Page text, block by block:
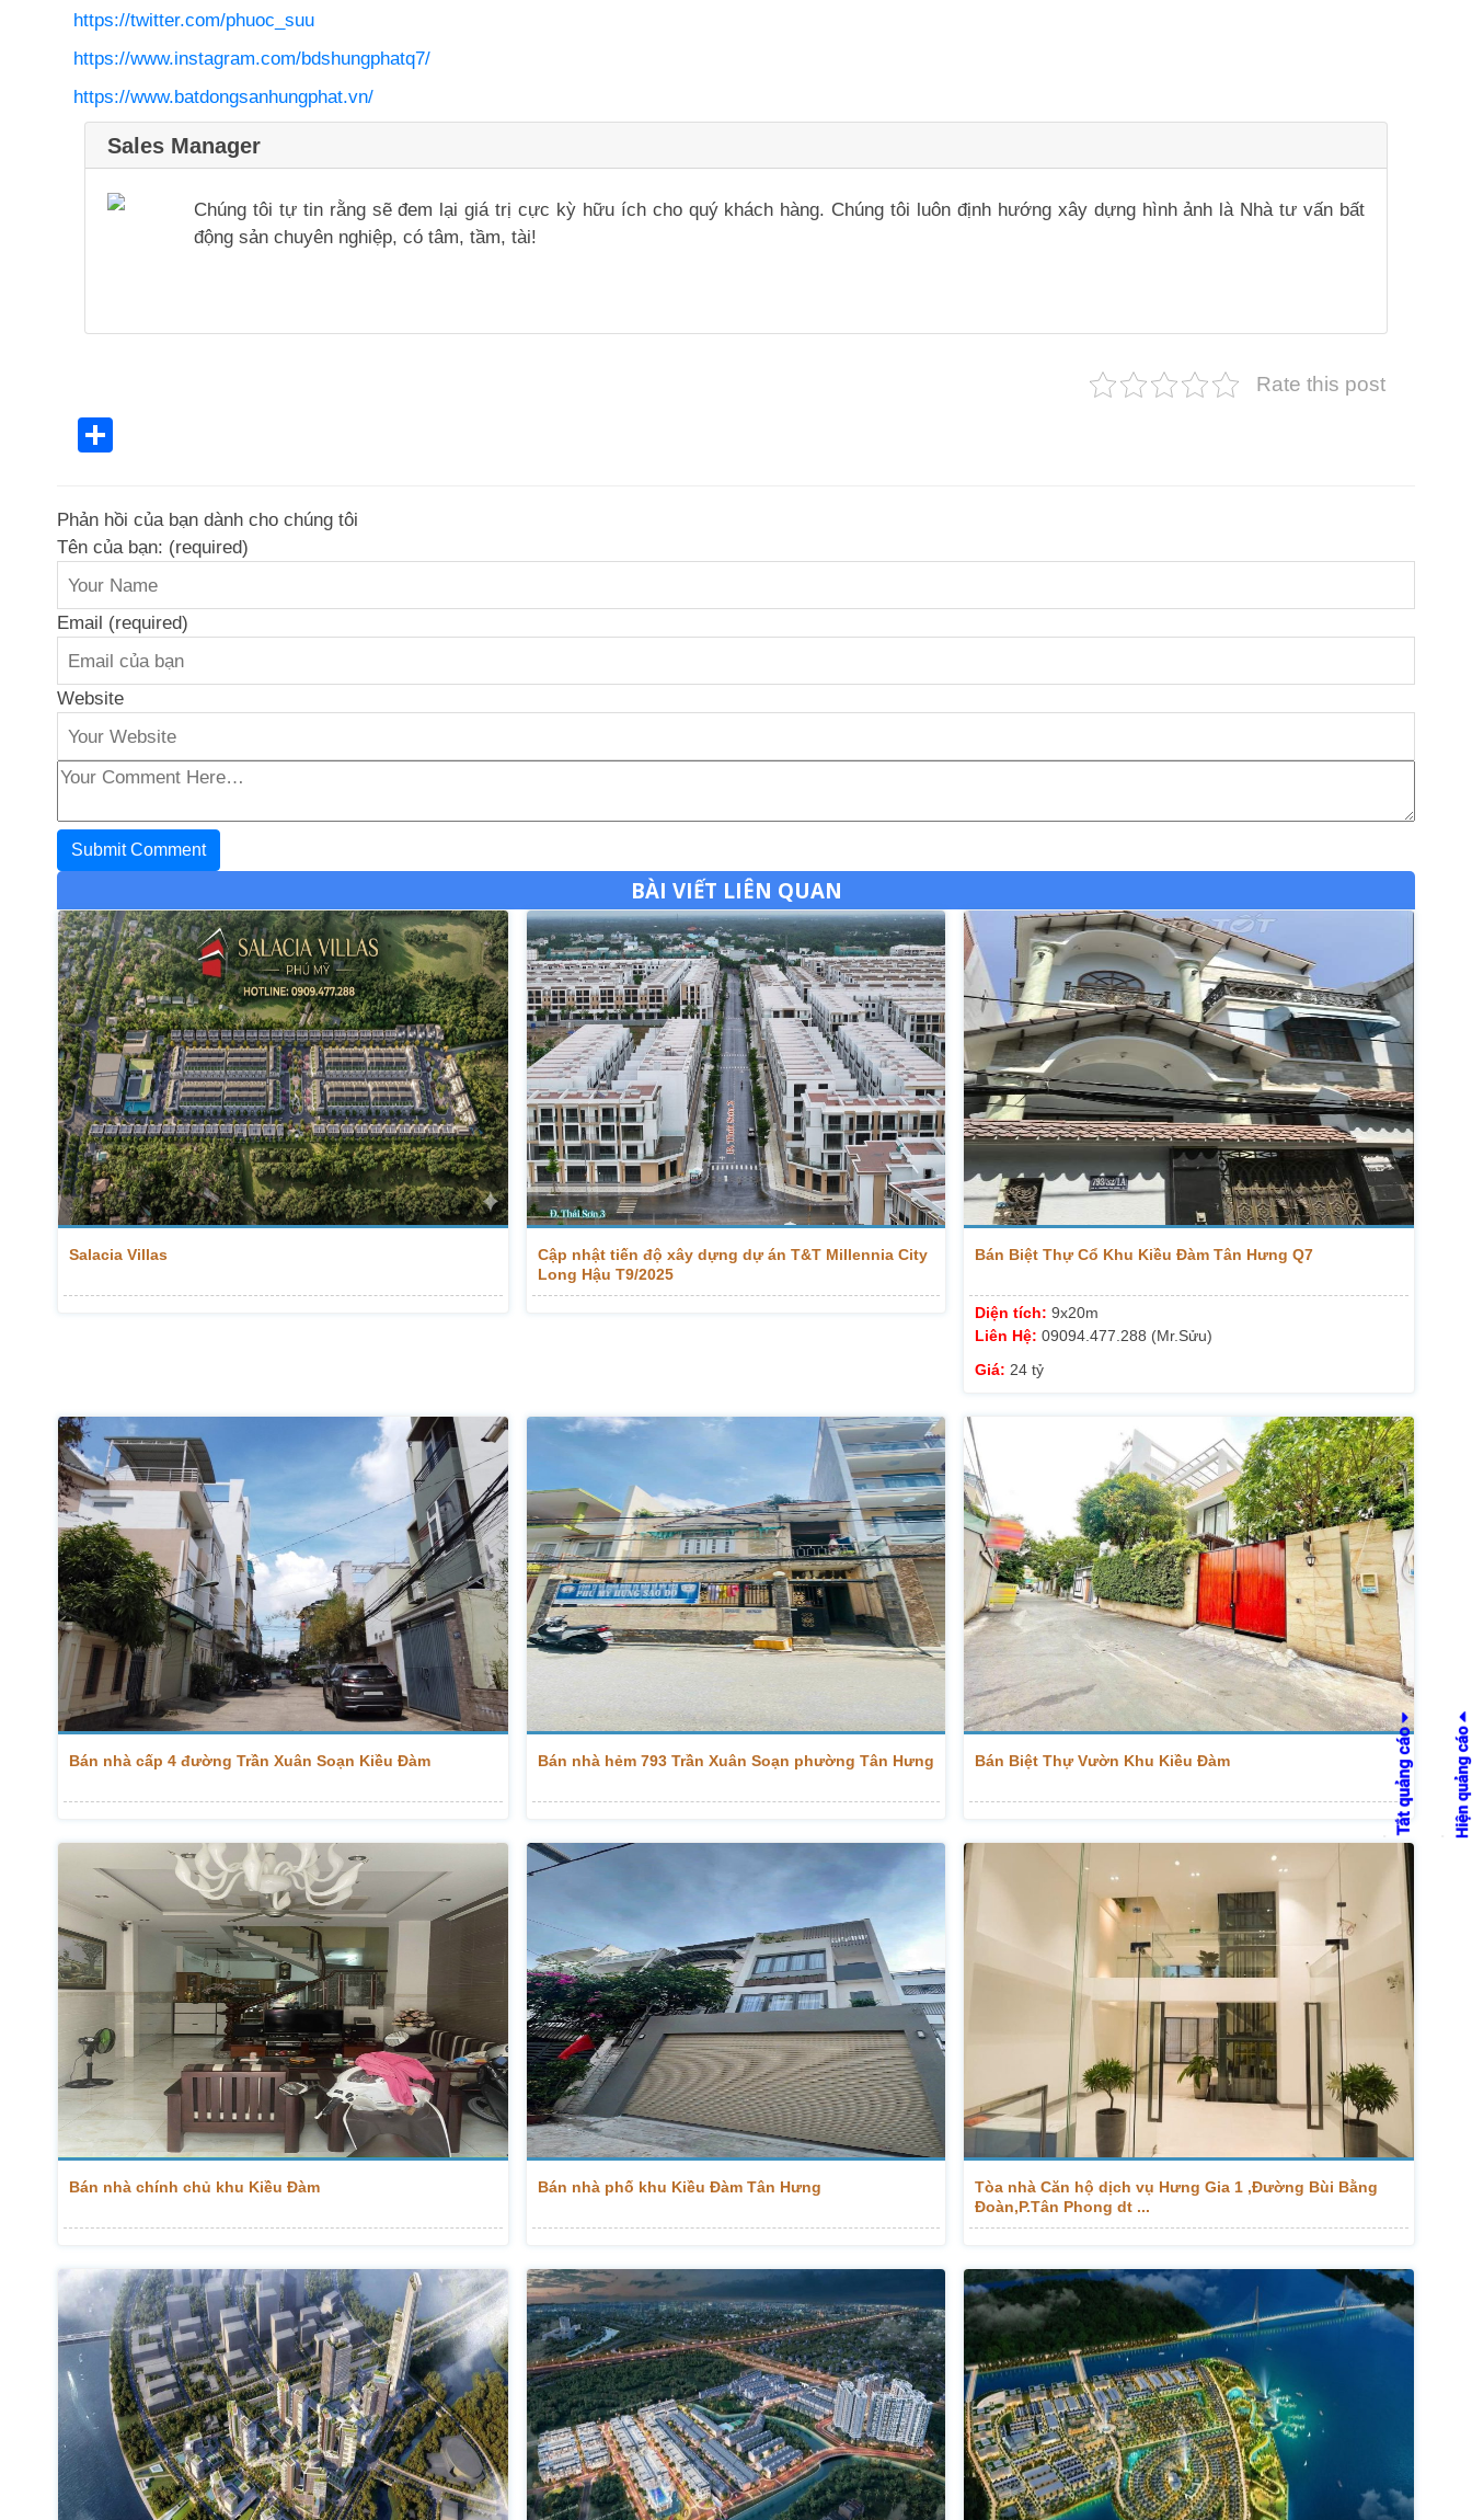
https://twitter.com/phuoc_suu
https://www.instagram.com/bdshungphatq7/
https://www.batdongsanhungphat.vn/
Sales Manager
Chúng tôi tự tin rằng sẽ đem lại giá trị cực kỳ hữu ích cho quý khách hàng. Chúng tôi luôn định hướng xây dựng hình ảnh là Nhà tư vấn bất
động sản chuyên nghiệp, có tâm, tầm, tài!
Rate this post
Phản hồi của bạn dành cho chúng tôi
Tên của bạn: (required)
Email (required)
Website
BÀI VIẾT LIÊN QUAN
Salacia Villas
Cập nhật tiến độ xây dựng dự án T&T Millennia City
Long Hậu T9/2025
Bán Biệt Thự Cổ Khu Kiều Đàm Tân Hưng Q7
Diện tích: 9x20m
Liên Hệ: 09094.477.288 (Mr.Sửu)
Giá: 24 tỷ
Bán nhà cấp 4 đường Trần Xuân Soạn Kiều Đàm Bán nhà hẻm 793 Trần Xuân Soạn phường Tân Hưng Bán Biệt Thự Vườn Khu Kiều Đàm
Bán nhà chính chủ khu Kiều Đàm Bán nhà phố khu Kiều Đàm Tân Hưng
Tòa nhà Căn hộ dịch vụ Hưng Gia 1 ,Đường Bùi Bằng
Đoàn,P.Tân Phong dt ...